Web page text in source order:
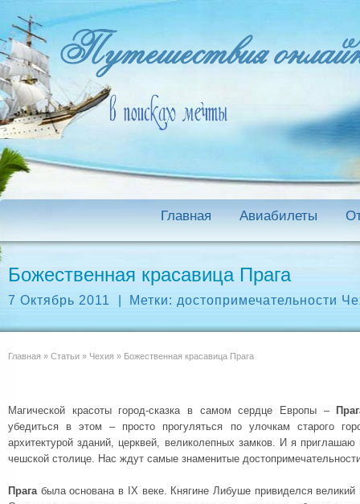
Главная Авиабилеты
Божественная красавица Прага
7 Октябрь 2011 Метки: достопримечательности
Главная » Статьи » Чехия » Божественная красавица Прага
Магической красоты город-сказка в самом сердце Европы –
убедиться в этом – просто прогуляться по улочкам старого
архитектурой зданий, церквей, великолепных замков. И я приглашаю
чешской столице. Нас ждут самые знаменитые
Прагабыла основана в IX веке. Княгине Либуше привиделся великий